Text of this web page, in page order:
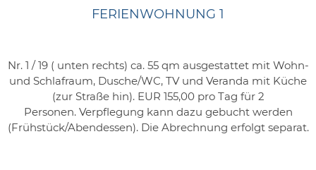
FERIENWOHNUNG 1
Nr. 1 / 19 ( unten rechts) ca. 55 qm ausgestattet mit Wohn-
und Schlafraum, Dusche/WC, TV und Veranda mit Küche
(zur Straße hin). EUR 155,00 pro Tag für 2
Personen. Verpflegung kann dazu gebucht werden
(Frühstück/Abendessen). Die Abrechnung erfolgt separat.